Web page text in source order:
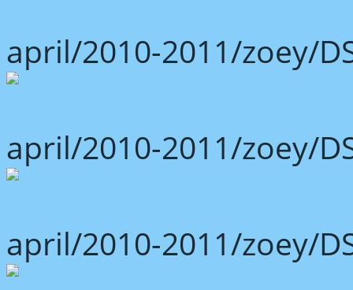
april/2010-2011/zoey/
april/2010-2011/zoey/
april/2010-2011/zoey/